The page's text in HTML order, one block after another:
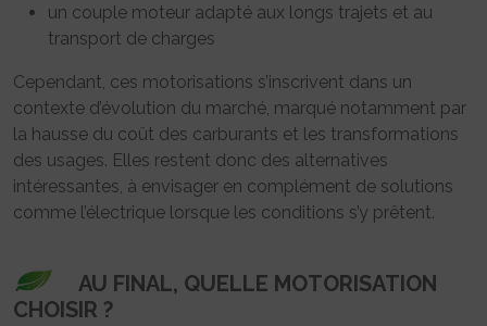
un couple moteur adapté aux longs trajets et au
transport de charges
Cependant, ces motorisations s’inscrivent dans un
contexte d’évolution du marché, marqué notamment par
la hausse du coût des carburants et les transformations
des usages. Elles restent donc des alternatives
intéressantes, à envisager en complément de solutions
comme l’électrique lorsque les conditions s’y prêtent.
AU FINAL, QUELLE MOTORISATION
CHOISIR ?